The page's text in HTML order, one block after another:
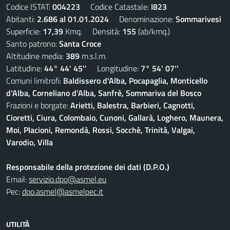
Codice ISTAT:004223 Codice Catastale: I823
Abitanti: 2.686 al 01.01.2024 Denominazione:Sommarivesi
Superficie: 17,39 Kmq. Densità: 155 (ab/kmq.)
Santo patrono:Santa Croce
Altitudine media: 389 m.s.l.m.
Latitudine:44° 44' 45'' Longitudine: 7° 54' 07''
Comuni limitrofi: Baldissero d'Alba, Pocapaglia, Monticello
d'Alba, Corneliano d'Alba, Sanfrè, Sommariva del Bosco
Frazioni e borgate:Arietti, Balestra, Barbieri, Cagnotti,
Cioretti, Ciura, Colombaio, Cunoni, Gallarà, Loghero, Maunera,
Moi, Placioni, Remondà, Rossi, Socchè, Trinità, Valgai,
Varodio, Villa
Responsabile della protezione dei dati (D.P.O.)
Email:servizio.dpo@asmel.eu
Pec:dpo.asmel@asmelpec.it
UTILITÀ